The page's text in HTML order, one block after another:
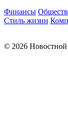
Финансы
Стиль жизни
© 2026 Новостной